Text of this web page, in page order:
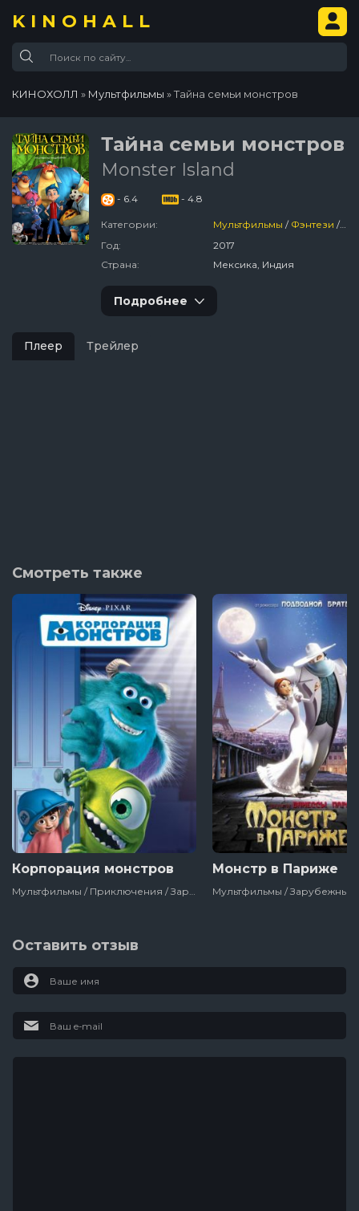
KINOHALL
КИНОХОЛЛ » Мультфильмы » Тайна семьи монстров
Тайна семьи монстров
Monster Island
- 6.4 - 4.8
Категории: Мультфильмы / Фэнтези /
Год:
2017
Страна:
Мексика, Индия
Подробнее
Плеер Трейлер
Смотреть также
Корпорация монстров Монстр в Париже
Оставить отзыв